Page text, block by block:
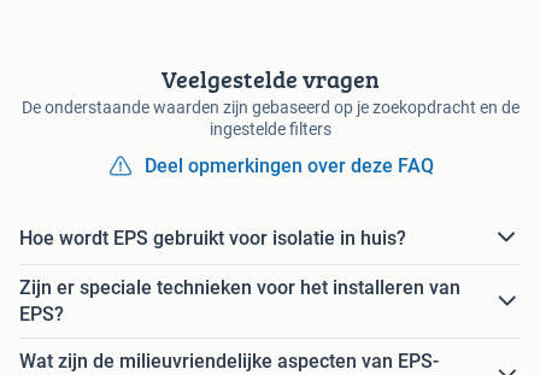
Veelgestelde vragen
De onderstaande waarden zijn gebaseerd op je zoekopdracht en de
ingestelde filters
Deel opmerkingen over deze FAQ
Hoe wordt EPS gebruikt voor isolatie in huis?
Zijn er speciale technieken voor het installeren van
EPS?
Wat zijn de milieuvriendelijke aspecten van EPS-